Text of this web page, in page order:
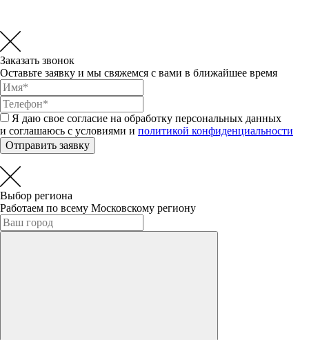
Заказать звонок
Оставьте заявку и мы свяжемся с вами в ближайшее время
Я даю свое согласие на обработку персональных данных
и соглашаюсь с условиями и политикой конфиденциальности
Отправить заявку
Выбор региона
Работаем по всему Московскому региону